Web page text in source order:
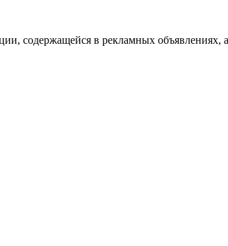
содержащейся в рекламных объявлениях,